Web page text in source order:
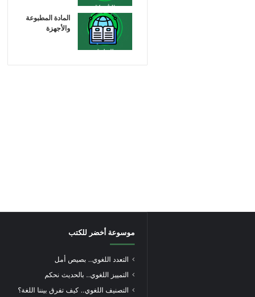
المادة المطبوعة
والأجهزة
موسوعة أخضر للكتب
التعدد اللغوي.. بصيص أمل
التمييز اللغوي.. بالحديث نحكم
التصنيف اللغوي.. كيف تفرق بيننا اللغة؟